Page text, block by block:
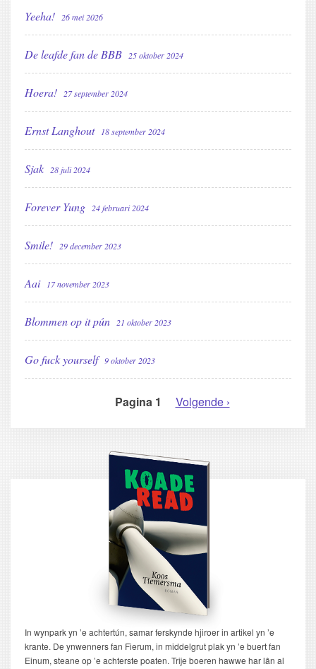
Yeeha! 26 mei 2026
De leafde fan de BBB 25 oktober 2024
Hoera! 27 september 2024
Ernst Langhout 18 september 2024
Sjak 28 juli 2024
Forever Yung 24 februari 2024
Smile! 29 december 2023
Aai 17 november 2023
Blommen op it pún 21 oktober 2023
Go fuck yourself 9 oktober 2023
Pagina 1
Volgende
Volgende ›
In wynpark yn ’e achtertún, samar ferskynde hjiroer in artikel yn ’e
krante. De ynwenners fan Fierum, in middelgrut plak yn ’e buert fan
Einum, steane op ’e achterste poaten. Trije boeren hawwe har lân al